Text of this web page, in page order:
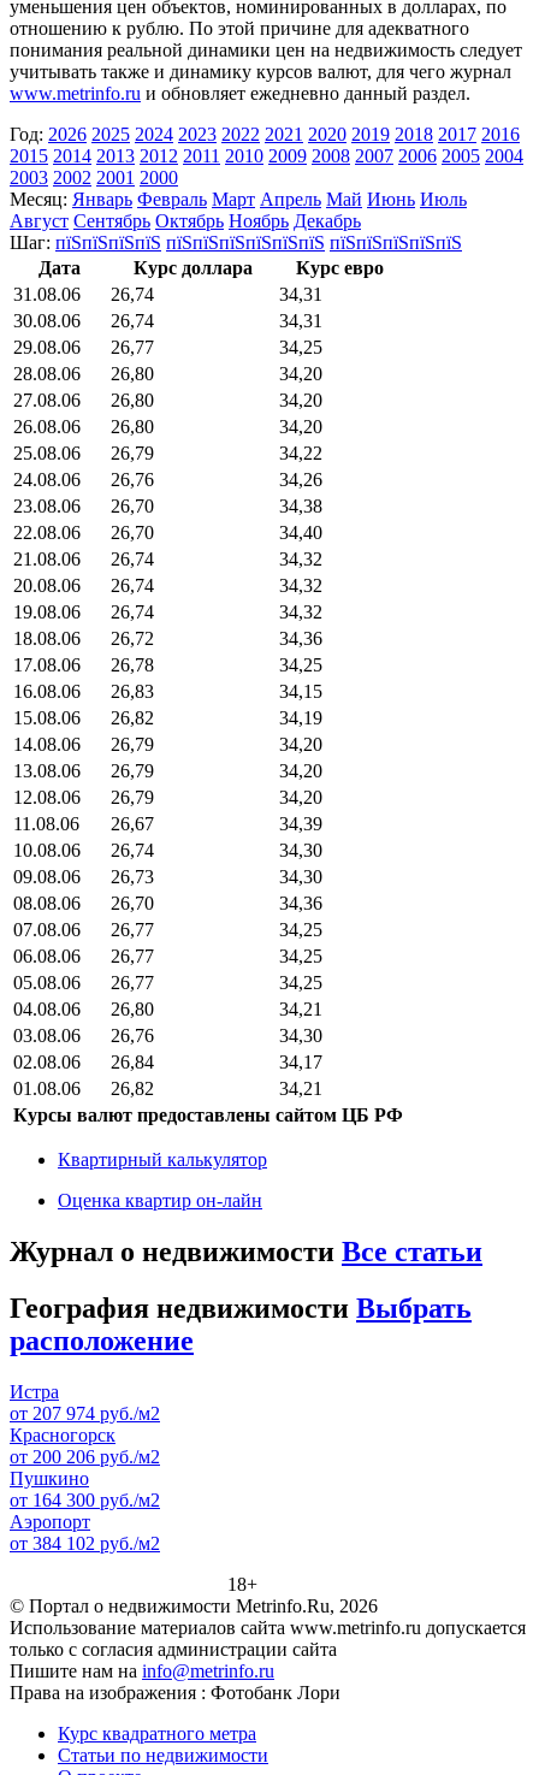
уменьшения цен объектов, номинированных в долларах, по
отношению к рублю. По этой причине для адекватного
понимания реальной динамики цен на недвижимость следует
учитывать также и динамику курсов валют, для чего журнал
www.metrinfo.ru и обновляет ежедневно данный раздел.
Год: 2026 2025 2024 2023 2022 2021 2020 2019 2018 2017 2016
2015 2014 2013 2012 2011 2010 2009 2008 2007 2006 2005 2004
2003 2002 2001 2000
Месяц: Январь Февраль Март Апрель Май Июнь Июль
Август Сентябрь Октябрь Ноябрь Декабрь
Шаг: пїЅпїЅпїЅпїЅ пїЅпїЅпїЅпїЅпїЅпїЅ пїЅпїЅпїЅпїЅпїЅ
Дата
Курс доллара
Курс евро
31.08.06
26,74
34,31
30.08.06
26,74
34,31
29.08.06
26,77
34,25
28.08.06
26,80
34,20
27.08.06
26,80
34,20
26.08.06
26,80
34,20
25.08.06
26,79
34,22
24.08.06
26,76
34,26
23.08.06
26,70
34,38
22.08.06
26,70
34,40
21.08.06
26,74
34,32
20.08.06
26,74
34,32
19.08.06
26,74
34,32
18.08.06
26,72
34,36
17.08.06
26,78
34,25
16.08.06
26,83
34,15
15.08.06
26,82
34,19
14.08.06
26,79
34,20
13.08.06
26,79
34,20
12.08.06
26,79
34,20
11.08.06
26,67
34,39
10.08.06
26,74
34,30
09.08.06
26,73
34,30
08.08.06
26,70
34,36
07.08.06
26,77
34,25
06.08.06
26,77
34,25
05.08.06
26,77
34,25
04.08.06
26,80
34,21
03.08.06
26,76
34,30
02.08.06
26,84
34,17
01.08.06
26,82
34,21
Курсы валют предоставлены сайтом ЦБ РФ
Квартирный калькулятор
Оценка квартир он-лайн
Журнал о недвижимости Все статьи
География недвижимости Выбрать
расположение
Истра
от 207 974 руб./м2
Красногорск
от 200 206 руб./м2
Пушкино
от 164 300 руб./м2
Аэропорт
от 384 102 руб./м2
18+
© Портал о недвижимости Metrinfo.Ru, 2026
Использование материалов сайта www.metrinfo.ru допускается
только с согласия администрации сайта
Пишите нам на info@metrinfo.ru
Права на изображения : Фотобанк Лори
Курс квадратного метра
Статьи по недвижимости